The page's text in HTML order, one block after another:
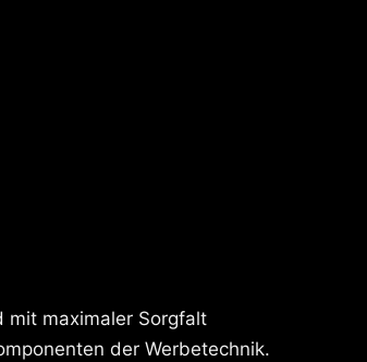
mit maximaler Sorgfalt
der Werbetechnik.